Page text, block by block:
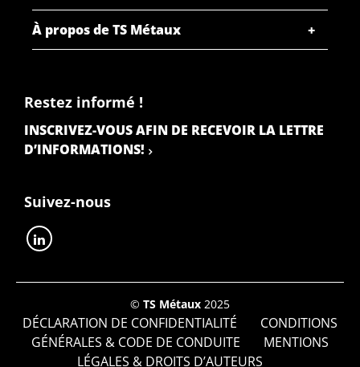
À propos de TS Métaux
Restez informé !
INSCRIVEZ-VOUS AFIN DE RECEVOIR LA LETTRE
D’INFORMATIONS!
Suivez-nous
© TS Métaux 2025
DÉCLARATION DE CONFIDENTIALITÉ
CONDITIONS
GÉNÉRALES & CODE DE CONDUITE
MENTIONS
LÉGALES & DROITS D’AUTEURS